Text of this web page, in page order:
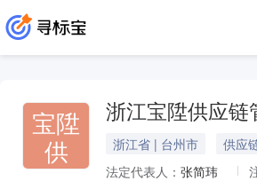
宝陞
供
浙江宝陞供应链
浙江省 | 台州市 供应
法定代表人： 张简玮